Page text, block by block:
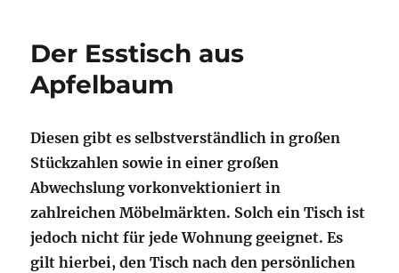
Der Esstisch aus
Apfelbaum
Diesen gibt es selbstverständlich in großen
Stückzahlen sowie in einer großen
Abwechslung vorkonvektioniert in
zahlreichen Möbelmärkten. Solch ein Tisch ist
jedoch nicht für jede Wohnung geeignet. Es
gilt hierbei, den Tisch nach den persönlichen